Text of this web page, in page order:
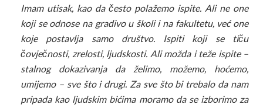
Imam utisak, kao da često polažemo ispite. Ali ne one
koji se odnose na gradivo u školi i na fakultetu, već one
koje postavlja samo društvo. Ispiti koji se tiču
čovječnosti, zrelosti, ljudskosti. Ali možda i teže ispite –
stalnog dokazivanja da želimo, možemo, hoćemo,
umijemo – sve što i drugi. Za sve što bi trebalo da nam
pripada kao ljudskim bićima moramo da se izborimo za